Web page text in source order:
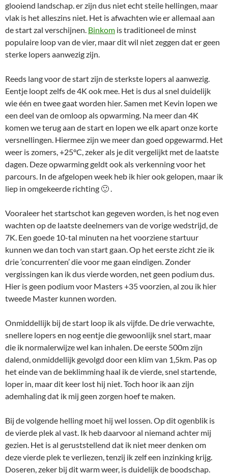
glooiend landschap. er zijn dus niet echt steile hellingen, maar
vlak is het alleszins niet. Het is afwachten wie er allemaal aan
de start zal verschijnen. Binkom is traditioneel de minst
populaire loop van de vier, maar dit wil niet zeggen dat er geen
sterke lopers aanwezig zijn.
Reeds lang voor de start zijn de sterkste lopers al aanwezig.
Eentje loopt zelfs de 4K ook mee. Het is dus al snel duidelijk
wie één en twee gaat worden hier. Samen met Kevin lopen we
een deel van de omloop als opwarming. Na meer dan 4K
komen we terug aan de start en lopen we elk apart onze korte
versnellingen. Hiermee zijn we meer dan goed opgewarmd. Het
weer is zomers, +25°C, zeker als je dit vergelijkt met de laatste
dagen. Deze opwarming geldt ook als verkenning voor het
parcours. In de afgelopen week heb ik hier ook gelopen, maar ik
liep in omgekeerde richting 🙂 .
Vooraleer het startschot kan gegeven worden, is het nog even
wachten op de laatste deelnemers van de vorige wedstrijd, de
7K. Een goede 10-tal minuten na het voorziene startuur
kunnen we dan toch van start gaan. Op het eerste zicht zie ik
drie ‘concurrenten’ die voor me gaan eindigen. Zonder
vergissingen kan ik dus vierde worden, net geen podium dus.
Hier is geen podium voor Masters +35 voorzien, al zou ik hier
tweede Master kunnen worden.
Onmiddellijk bij de start loop ik als vijfde. De drie verwachte,
snellere lopers en nog eentje die gewoonlijk snel start, maar
die ik normalerwijze wel kan inhalen. De eerste 500m zijn
dalend, onmiddellijk gevolgd door een klim van 1,5km. Pas op
het einde van de beklimming haal ik de vierde, snel startende,
loper in, maar dit keer lost hij niet. Toch hoor ik aan zijn
ademhaling dat ik mij geen zorgen hoef te maken.
Bij de volgende helling moet hij wel lossen. Op dit ogenblik is
de vierde plek al vast. Ik heb daarvoor al niemand achter mij
gezien. Het is al geruststellend dat ik niet meer denken om
deze vierde plek te verliezen, tenzij ik zelf een inzinking krijg.
Doseren, zeker bij dit warm weer, is duidelijk de boodschap.